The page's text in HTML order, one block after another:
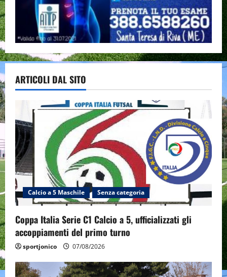
ARTICOLI DAL SITO
Calcio a 5 Maschile Senza categoria
Coppa Italia Serie C1 Calcio a 5, ufficializzati gli
accoppiamenti del primo turno
sportjonico 07/08/2026